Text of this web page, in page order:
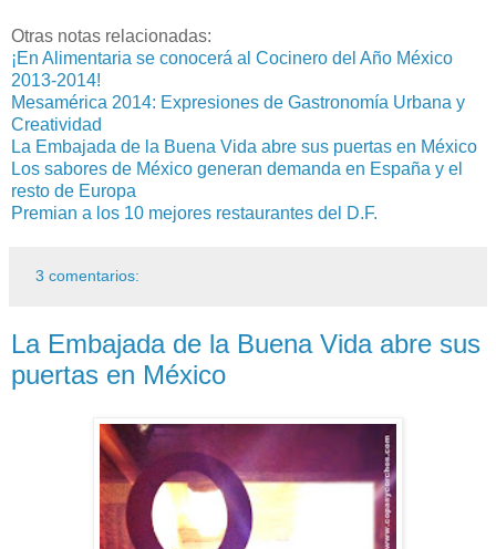
Otras notas relacionadas:
¡En Alimentaria se conocerá al Cocinero del Año México
2013-2014!
Mesamérica 2014: Expresiones de Gastronomía Urbana y
Creatividad
La Embajada de la Buena Vida abre sus puertas en México
Los sabores de México generan demanda en España y el
resto de Europa
Premian a los 10 mejores restaurantes del D.F.
3 comentarios:
La Embajada de la Buena Vida abre sus
puertas en México